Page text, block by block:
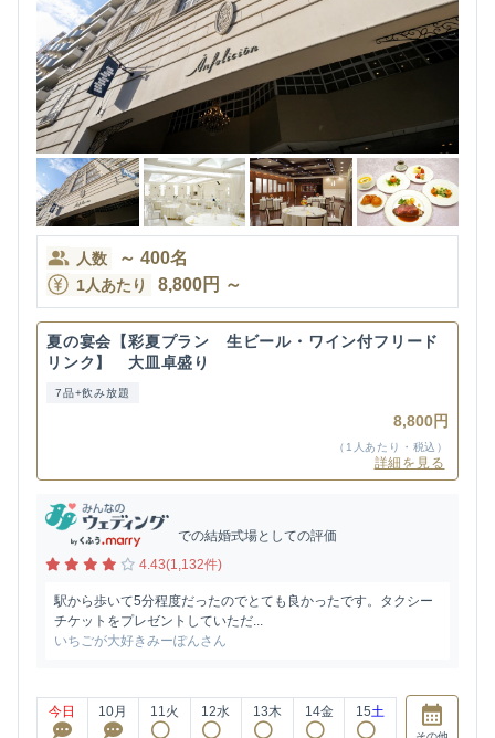
人数 ～ 400名
1人あたり 8,800円 ～
夏の宴会【彩夏プラン 生ビール・ワイン付フリード
リンク】 大皿卓盛り
7品+飲み放題
8,800円
（1人あたり・税込）
詳細を見る
での結婚式場としての評価
4.43(1,132件)
駅から歩いて5分程度だったのでとても良かったです。タクシー
チケットをプレゼントしていただ...
いちごが大好きみーぽんさん
今日 10月 11火 12水 13木 14金 15土